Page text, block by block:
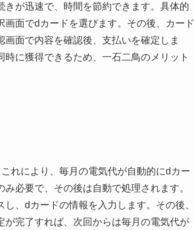
が迅速で、時間を節約できます。具体的
面でdカードを選びます。その後、カード
面で内容を確認後、支払いを確定しま
に獲得できるため、一石二鳥のメリット
れにより、毎月の電気代が自動的にdカー
必要で、その後は自動で処理されます。
、dカードの情報を入力します。その後、
完了すれば、次回からは毎月の電気代が